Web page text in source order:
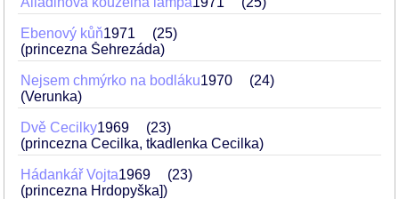
Ebenový kůň1971
25
(princezna Šehrezáda)
Nejsem chmýrko na bodláku1970
24
(Verunka)
Dvě Cecilky1969
23
(princezna Cecilka, tkadlenka Cecilka)
Hádankář Vojta1969
23
(princezna Hrdopyška])